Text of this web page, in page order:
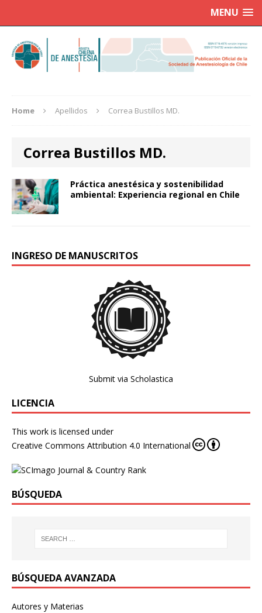
MENU
Home Apellidos Correa Bustillos MD.
Correa Bustillos MD.
Práctica anestésica y sostenibilidad
ambiental: Experiencia regional en Chile
INGRESO DE MANUSCRITOS
Submit via Scholastica
LICENCIA
This work is licensed under
Creative Commons Attribution 4.0 International
BÚSQUEDA
BÚSQUEDA AVANZADA
Autores y Materias